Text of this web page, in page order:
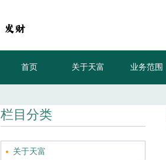
首页 关于天富 业务范围
栏目分类
关于天富